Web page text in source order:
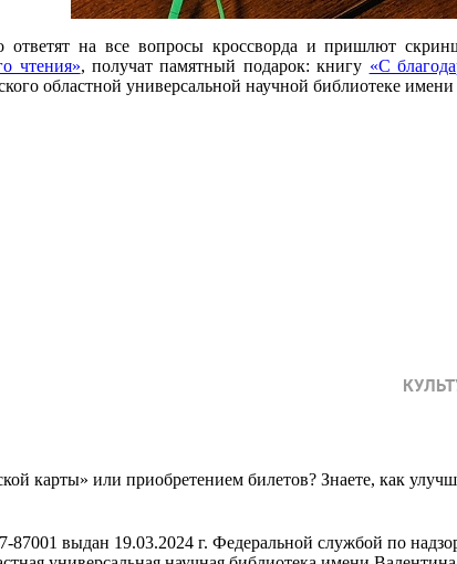
на все вопросы кроссворда и пришлют
чтения», получат памятный подарок: книгу «С
областной универсальной научной библиотеке
карты» или приобретением билетов? Знаете, как
выдан 19.03.2024 г. Федеральной службой по